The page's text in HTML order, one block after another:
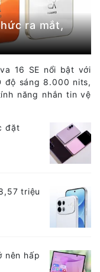
ra mắt,
16 SE nổi bật với
độ sáng 8.000 nits,
năng nhắn tin vệ
đặt
triệu
nên hấp